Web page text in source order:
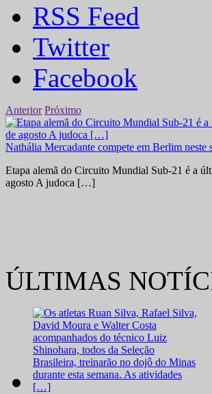
RSS Feed
Twitter
Facebook
Anterior Próximo
Nathália Mercadante compete em Berlim neste
Etapa alemã do Circuito Mundial Sub-21 é a
agosto A judoca […]
ÚLTIMAS